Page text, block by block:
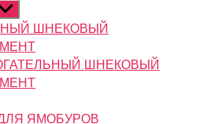
ШНЕКОВЫЙ
ШНЕКОВЫЙ
ЯМОБУРОВ